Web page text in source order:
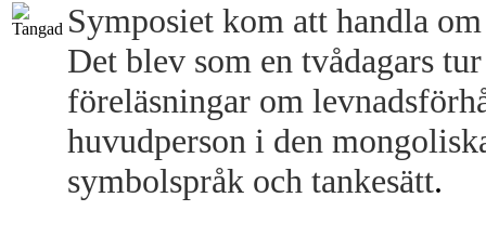
Symposiet kom att handla
Det blev som en tvådagars
föreläsningar om
huvudperson i den
symbolspråk och tankesätt.